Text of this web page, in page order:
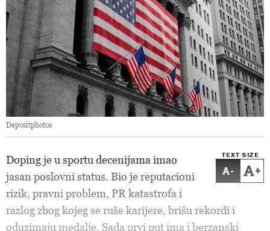
Depositphotos
TEXT SIZE
- +
Doping je u sportu decenijama imao
jasan poslovni status. Bio je reputacioni
rizik, pravni problem, PR katastrofa i
razlog zbog kojeg se ruše karijere, brišu rekordi i
oduzimaju medalje. Sada prvi put ima i berzanski